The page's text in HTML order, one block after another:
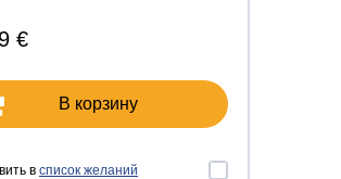
€
В корзину
в список желаний